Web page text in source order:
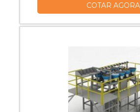
eficiência do processo. A
encontrar disponíveis
específicas. Entre eles
JC1000, modelos qu....
COTAR AGORA